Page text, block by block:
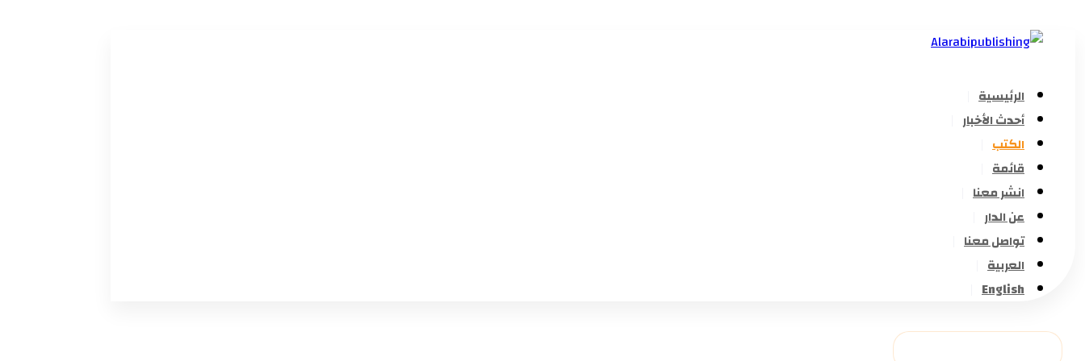
الرئيسية
أحدث الأخبار
الكتب
قائمة
انشر معنا
عن الدار
تواصل معنا
العربية
English